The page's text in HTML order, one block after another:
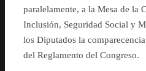
paralelamente, a la Mesa de la
Inclusión, Seguridad Social y
los Diputados la
del Reglamento del Congreso.